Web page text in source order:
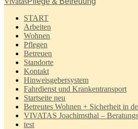
START
Arbeiten
Wohnen
Pflegen
Betreuen
Standorte
Kontakt
Hinweisgebersystem
Fahrdienst und Krankentransport
Startseite neu
Betreutes Wohnen + Sicherheit in
VIVATAS Joachimsthal –
test